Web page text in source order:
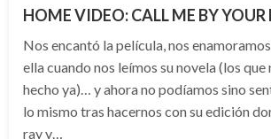
HOME VIDEO: CALL ME BY YOUR
Nos encantó la película, nos
ella cuando nos leímos su novela (los que
hecho ya)… y ahora no podíamos sino
lo mismo tras hacernos con su edición
ray y…